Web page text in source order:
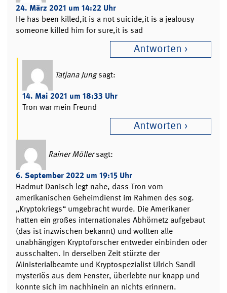
24. März 2021 um 14:22 Uhr
He has been killed,it is a not suicide,it is a jealousy
someone killed him for sure,it is sad
Antworten
Tatjana Jung sagt:
14. Mai 2021 um 18:33 Uhr
Tron war mein Freund
Antworten
Rainer Möller sagt:
6. September 2022 um 19:15 Uhr
Hadmut Danisch legt nahe, dass Tron vom
amerikanischen Geheimdienst im Rahmen des sog.
„Kryptokriegs“ umgebracht wurde. Die Amerikaner
hatten ein großes internationales Abhörnetz aufgebaut
(das ist inzwischen bekannt) und wollten alle
unabhängigen Kryptoforscher entweder einbinden oder
ausschalten. In derselben Zeit stürzte der
Ministerialbeamte und Kryptospezialist Ulrich Sandl
mysteriös aus dem Fenster, überlebte nur knapp und
konnte sich im nachhinein an nichts erinnern.